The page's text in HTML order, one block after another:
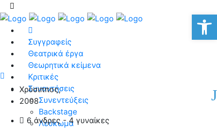
Συγγραφείς
Θεατρικά έργα
Θεωρητικά κείμενα
Κριτικές
Συναντήσεις
Συνεντεύξεις
Backstage
Λεύκωμα
Χρύσιππος,
2008
6 άνδρες - 4 γυναίκες